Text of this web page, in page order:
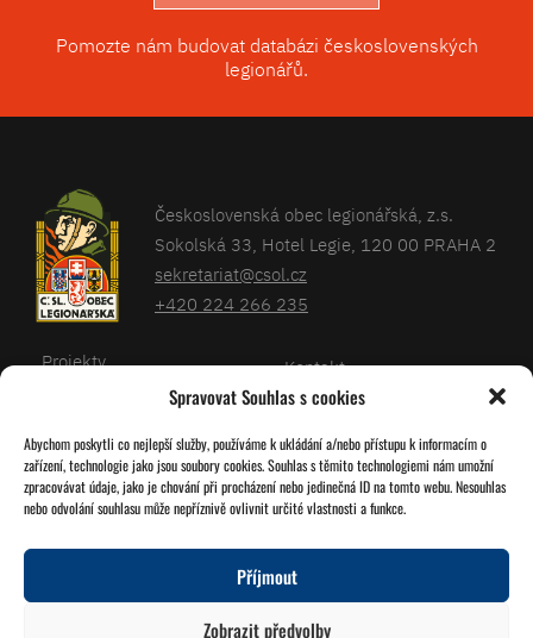
Spravovat Souhlas s cookies
Abychom poskytli co nejlepší služby, používáme k ukládání a/nebo přístupu k informacím o
zařízení, technologie jako jsou soubory cookies. Souhlas s těmito technologiemi nám umožní
zpracovávat údaje, jako je chování při procházení nebo jedinečná ID na tomto webu. Nesouhlas
nebo odvolání souhlasu může nepříznivě ovlivnit určité vlastnosti a funkce.
Příjmout
Zobrazit předvolby
Pomozte nám budovat databázi československých
legionářů.
Československá obec legionářská, z.s.
Sokolská 33, Hotel Legie, 120 00 PRAHA 2
sekretariat@csol.cz
+420 224 266 235
Sledujte nás!
Projekty
Kalendář
O nás
Kontakt
Databáze legionářů
Pro členy
Zásady cookies